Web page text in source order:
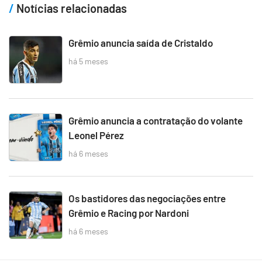
Notícias relacionadas
Grêmio anuncia saída de Cristaldo
há 5 meses
Grêmio anuncia a contratação do volante
Leonel Pérez
há 6 meses
Os bastidores das negociações entre
Grêmio e Racing por Nardoni
há 6 meses